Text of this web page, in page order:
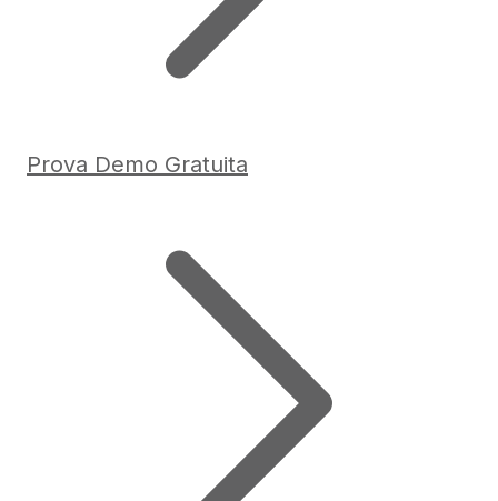
Prova Demo Gratuita